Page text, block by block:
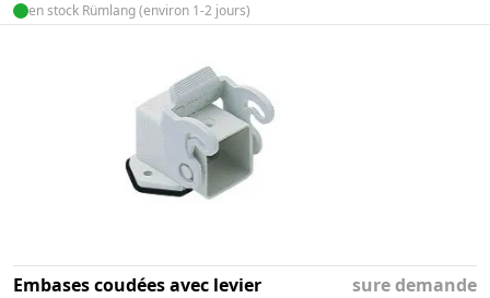
en stock Rümlang (environ 1-2 jours)
Embases coudées avec levier
sure demande